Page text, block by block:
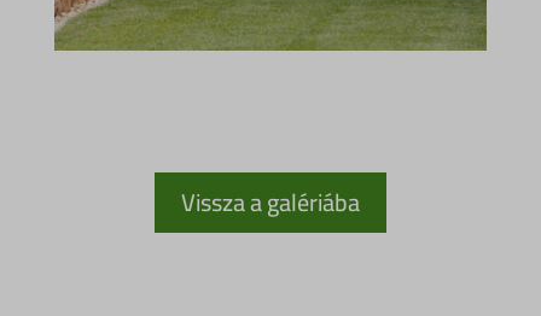
Vissza a galériába